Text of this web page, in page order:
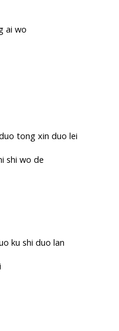
ai wo
tong xin duo lei
shi wo de
ku shi duo lan